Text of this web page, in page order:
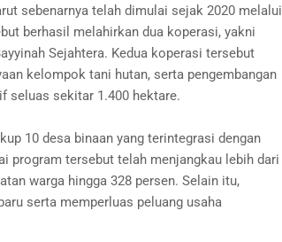
sebenarnya telah dimulai sejak 2020 melalui
berhasil melahirkan dua koperasi, yakni
Sejahtera. Kedua koperasi tersebut
kelompok tani hutan, serta pengembangan
seluas sekitar 1.400 hektare.
10 desa binaan yang terintegrasi dengan
program tersebut telah menjangkau lebih dari
warga hingga 328 persen. Selain itu,
serta memperluas peluang usaha